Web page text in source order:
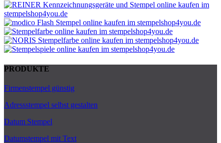
PRODUKTE
Firmenstempel günstig
Adressstempel selbst gestalten
Datum Stempel
Datumstempel mit Text